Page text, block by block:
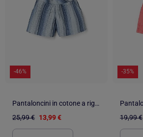
-46%
Pantaloncini in cotone a righe con cintura elastica
25,99 € 13,99 €
-35%
19,99 €